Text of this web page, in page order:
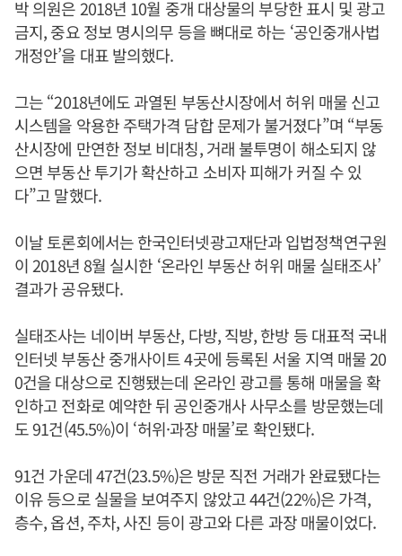
박 의원은 2018년 10월 중개 대상물의 부당한 표시 및 광고
금지, 중요 정보 명시의무 등을 뼈대로 하는 ‘공인중개사법
개정안’을 대표 발의했다.
그는 “2018년에도 과열된 부동산시장에서 허위 매물 신고
시스템을 악용한 주택가격 담합 문제가 불거졌다”며 “부동
산시장에 만연한 정보 비대칭, 거래 불투명이 해소되지 않
으면 부동산 투기가 확산하고 소비자 피해가 커질 수 있
다”고 말했다.
이날 토론회에서는 한국인터넷광고재단과 입법정책연구원
이 2018년 8월 실시한 ‘온라인 부동산 허위 매물 실태조사’
결과가 공유됐다.
실태조사는 네이버 부동산, 다방, 직방, 한방 등 대표적 국내
인터넷 부동산 중개사이트 4곳에 등록된 서울 지역 매물 20
0건을 대상으로 진행됐는데 온라인 광고를 통해 매물을 확
인하고 전화로 예약한 뒤 공인중개사 사무소를 방문했는데
도 91건(45.5%)이 ‘허위·과장 매물’로 확인됐다.
91건 가운데 47건(23.5%)은 방문 직전 거래가 완료됐다는
이유 등으로 실물을 보여주지 않았고 44건(22%)은 가격,
층수, 옵션, 주차, 사진 등이 광고와 다른 과장 매물이었다.